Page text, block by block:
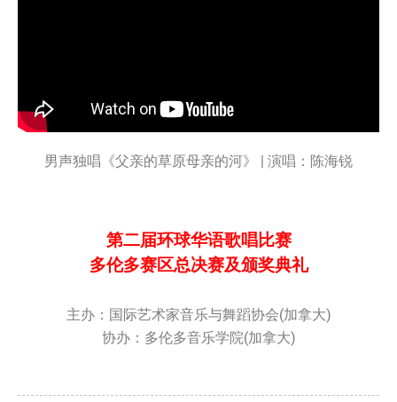
男声独唱《父亲的草原母亲的河》 | 演唱：陈海锐
第二届环球华语歌唱比赛
多伦多赛区总决赛及颁奖典礼
主办：国际艺术家音乐与舞蹈协会(加拿大)
协办：多伦多音乐学院(加拿大)